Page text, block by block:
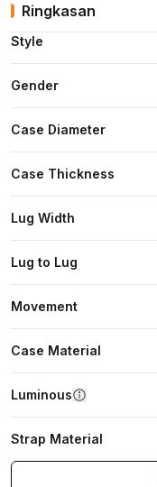
Ringkasan
Style
Gender
Case Diameter
Case Thickness
Lug Width
Lug to Lug
Movement
Case Material
Luminous
Strap Material